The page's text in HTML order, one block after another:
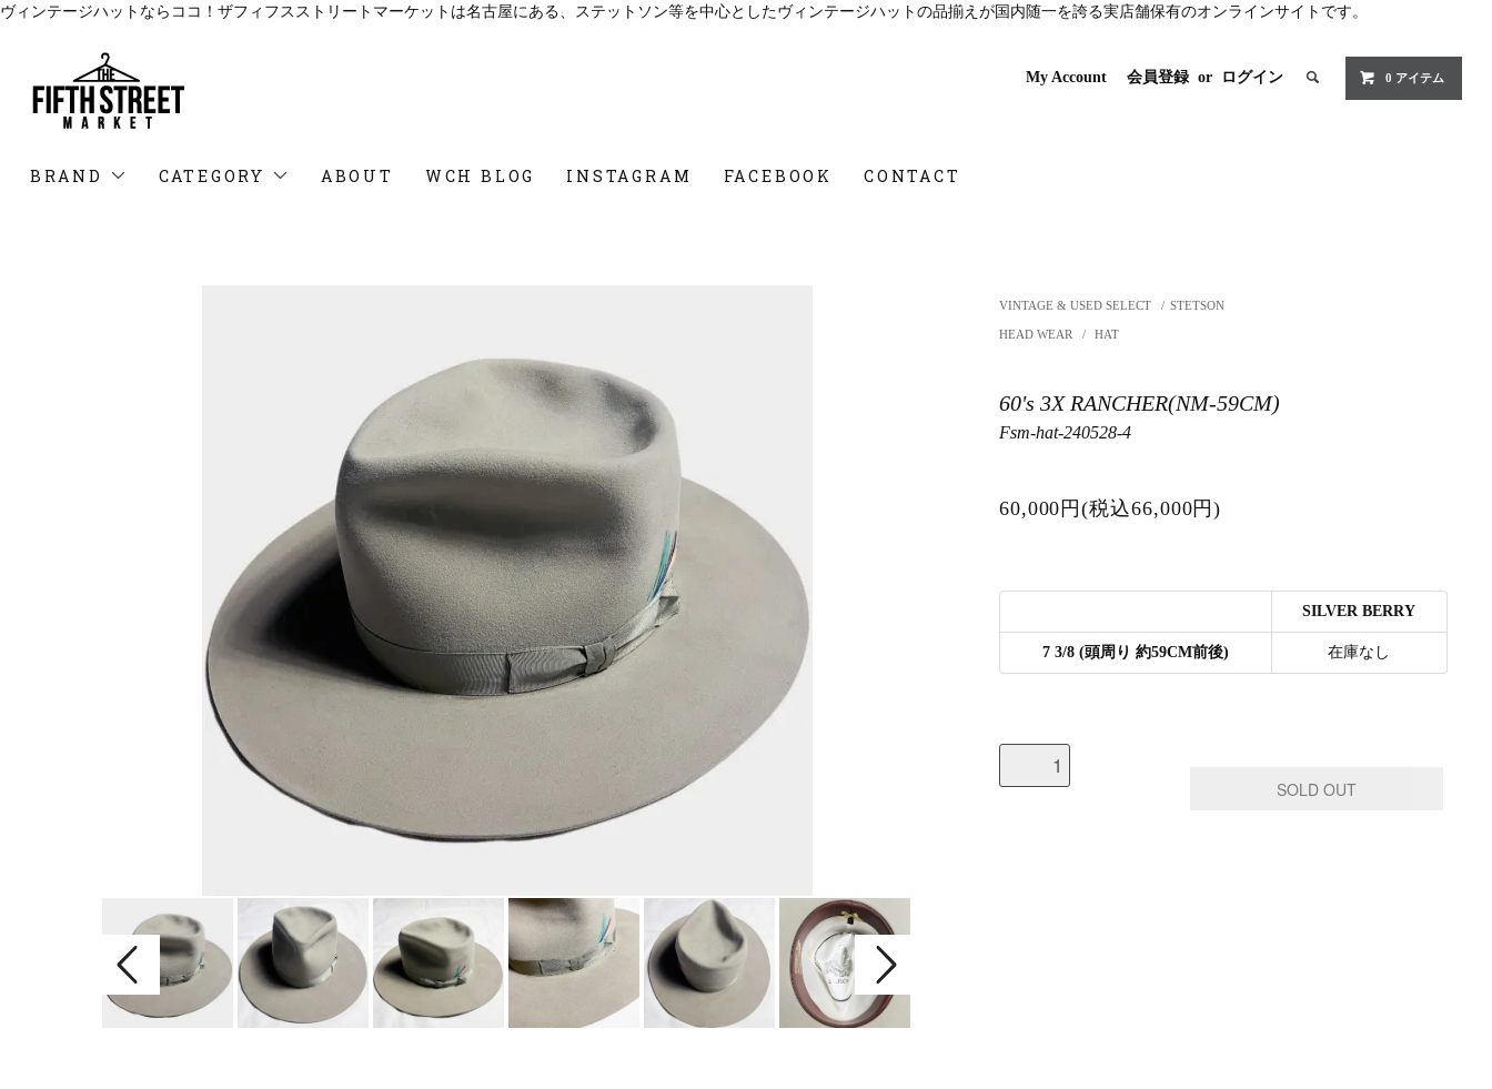
ヴィンテージハットならココ！ザフィフスストリートマーケットは名古屋にある、ステットソン等を中心としたヴィンテージハットの品揃えが国内随一を誇る実店舗保有のオンラインサイトです。
My Account 会員登録 or ログイン 0 アイテム
BRAND CATEGORY ABOUT WCH BLOG INSTAGRAM FACEBOOK CONTACT
VINTAGE & USED SELECT / STETSON
HEAD WEAR / HAT
60's 3X RANCHER(NM-59CM)
Fsm-hat-240528-4
60,000円(税込66,000円)
SILVER BERRY
7 3/8 (頭周り 約59CM前後) 在庫なし